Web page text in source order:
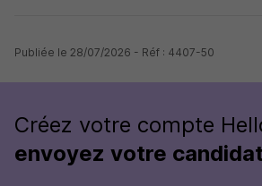
Publiée le 28/07/2026 - Réf : 4407-50
Créez votre compte
envoyez votre